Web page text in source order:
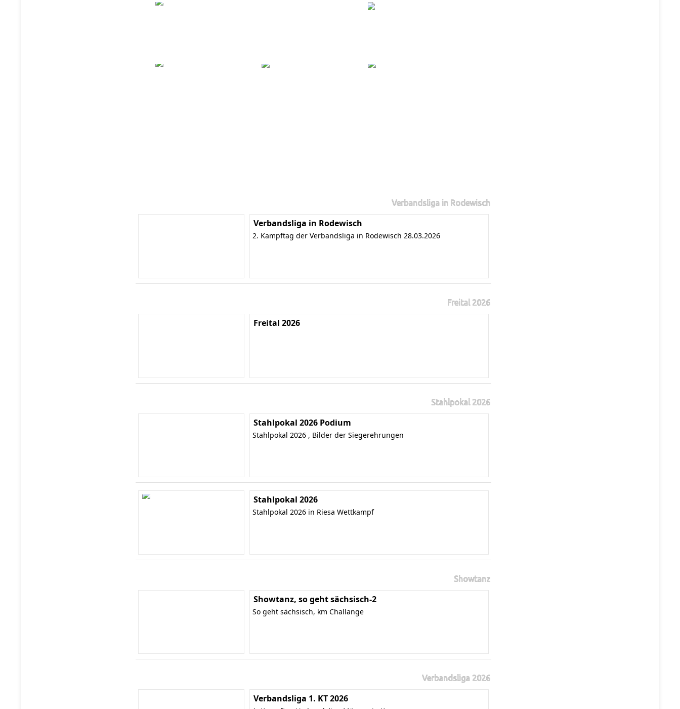
Verbandsliga in Rodewisch
Verbandsliga in Rodewisch
2. Kampftag der Verbandsliga in Rodewisch 28.03.2026
Freital 2026
Freital 2026
Stahlpokal 2026
Stahlpokal 2026 Podium
Stahlpokal 2026 , Bilder der Siegerehrungen
Stahlpokal 2026
Stahlpokal 2026 in Riesa Wettkampf
Showtanz
Showtanz, so geht sächsisch-2
So geht sächsisch, km Challange
Verbandsliga 2026
Verbandsliga 1. KT 2026